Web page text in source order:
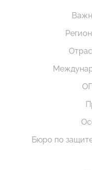
Бюро по